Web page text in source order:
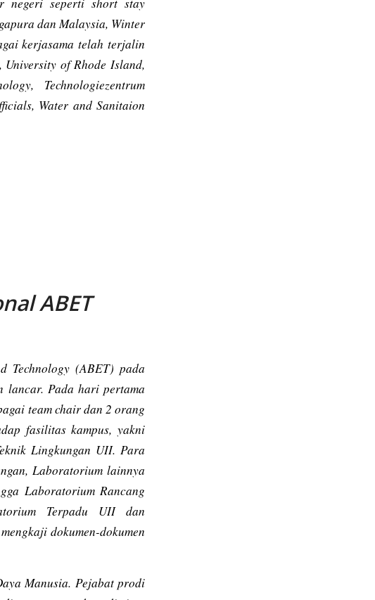
dan Malaysia, Winter
kerjasama telah terjalin
of Rhode Island,
Technologiezentrum
, Water and Sanitaion
ABET
Technology (ABET) pada
lancar. Pada hari pertama
team chairdan 2 orang
fasilitas kampus, yakni
Lingkungan UII. Para
Laboratorium lainnya
Laboratorium Rancang
Terpadu UII dan
dokumen-dokumen
Manusia. Pejabat prodi